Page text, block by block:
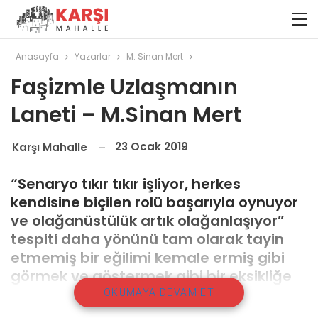
Anasayfa Yazarlar M. Sinan Mert
Faşizmle Uzlaşmanın
Laneti – M.Sinan Mert
Karşı Mahalle 23 Ocak 2019
“Senaryo tıkır tıkır işliyor, herkes
kendisine biçilen rolü başarıyla oynuyor
ve olağanüstülük artık olağanlaşıyor”
tespiti daha yönünü tam olarak tayin
etmemiş bir eğilimi kemale ermiş gibi
görmek ve göstermek gibi bir eksikliğe
OKUMAYA DEVAM ET